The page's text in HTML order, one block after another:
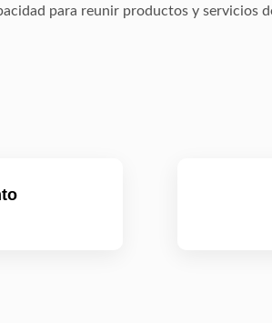
para reunir productos y servicios